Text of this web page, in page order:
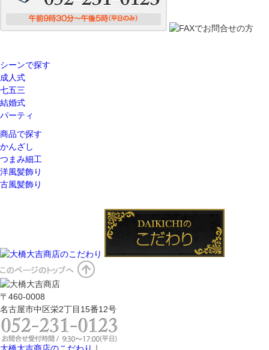
シーンで探す
成人式
七五三
結婚式
パーティ
商品で探す
かんざし
つまみ細工
洋風髪飾り
古風髪飾り
〒460-0008
名古屋市中区栄2丁目15番12号